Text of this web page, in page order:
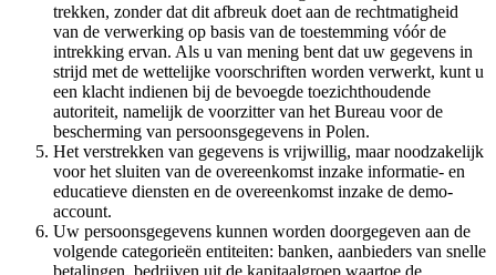
trekken, zonder dat dit afbreuk doet aan de rechtmatigheid
van de verwerking op basis van de toestemming vóór de
intrekking ervan. Als u van mening bent dat uw gegevens in
strijd met de wettelijke voorschriften worden verwerkt, kunt u
een klacht indienen bij de bevoegde toezichthoudende
autoriteit, namelijk de voorzitter van het Bureau voor de
bescherming van persoonsgegevens in Polen.
Het verstrekken van gegevens is vrijwillig, maar noodzakelijk
voor het sluiten van de overeenkomst inzake informatie- en
educatieve diensten en de overeenkomst inzake de demo-
account.
Uw persoonsgegevens kunnen worden doorgegeven aan de
volgende categorieën entiteiten: banken, aanbieders van snelle
betalingen, bedrijven uit de kapitaalgroep waartoe de